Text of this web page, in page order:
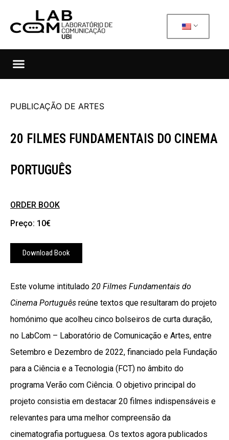
PUBLICAÇÃO DE ARTES
20 FILMES FUNDAMENTAIS DO CINEMA
PORTUGUÊS
ORDER BOOK
Preço: 10€
Download Book
Este volume intitulado 20 Filmes Fundamentais do
Cinema Português reúne textos que resultaram do projeto
homónimo que acolheu cinco bolseiros de curta duração,
no LabCom – Laboratório de Comunicação e Artes, entre
Setembro e Dezembro de 2022, financiado pela Fundação
para a Ciência e a Tecnologia (FCT) no âmbito do
programa Verão com Ciência. O objetivo principal do
projeto consistia em destacar 20 filmes indispensáveis e
relevantes para uma melhor compreensão da
cinematografia portuguesa. Os textos agora publicados